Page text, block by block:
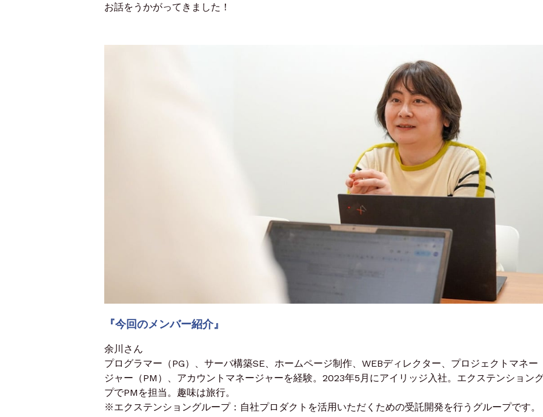
お話をうかがってきました！
『今回のメンバー紹介』
余川さん
プログラマー（PG）、サーバ構築SE、ホームページ制作、WEBディレクター、プロジェクトマネー
ジャー（PM）、アカウントマネージャーを経験。2023年5月にアイリッジ入社。エクステンション
プでPMを担当。趣味は旅行。
※エクステンショングループ：自社プロダクトを活用いただくための受託開発を行うグループです。